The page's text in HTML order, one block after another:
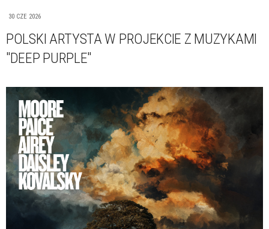
30 CZE 2026
POLSKI ARTYSTA W PROJEKCIE Z MUZYKAMI
"DEEP PURPLE"